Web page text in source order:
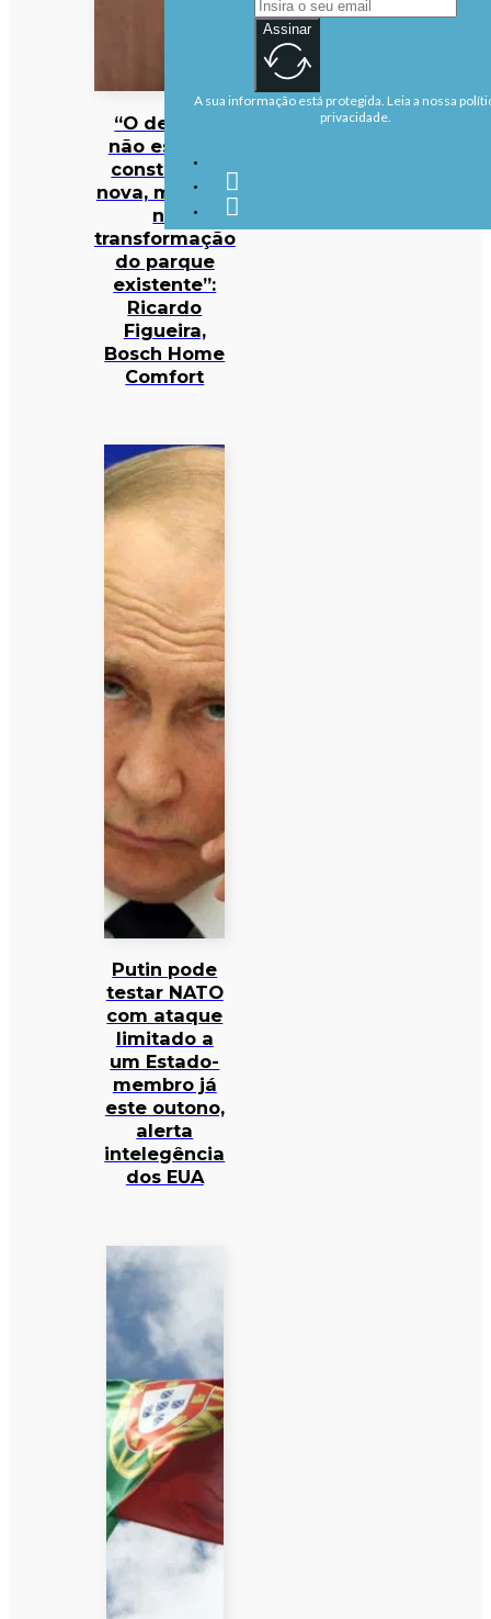
“O desafio
não está na
construção
nova, mas sim
na
transformação
do parque
existente”:
Ricardo
Figueira,
Bosch Home
Comfort
Putin pode
testar NATO
com ataque
limitado a
um Estado-
membro já
este outono,
alerta
intelegência
dos EUA
Assinar
A sua informação está protegida. Leia a nossa
privacidade.